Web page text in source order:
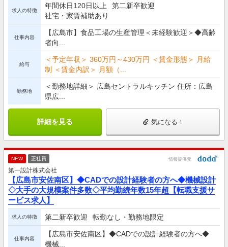
求人の特徴
年間休日120日以上
第二新卒歓迎
社宅・家賃補助あり
仕事内容
【広島市】食品工場の生産管理＜未経験歓迎＞◆高齢
者向...
給与
＜予定年収＞ 360万円～430万円 ＜賃金形態＞ 月給
制 ＜賃金内訳＞ 月額（...
勤務地
＜勤務地詳細＞ 広島セントラルキッチン 住所：広島
県広...
詳細を見る 気になる！
NEW 正社員 情報提供元
第一設計株式会社
【広島市安佐南区】◆CADでの設計経験者の方へ◆機械設計
◇大手の大規模案件多数◇平均勤続年数15年超【転職支援サ
ービス求人】
求人の特徴 第二新卒歓迎 転勤なし・勤務地限定
仕事内容
【広島市安佐南区】◆CADでの設計経験者の方へ◆
機械...